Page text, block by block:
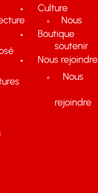
Nous
soutenir
Nous
rejoindre
Culture
Boutique
Nous rejoindre